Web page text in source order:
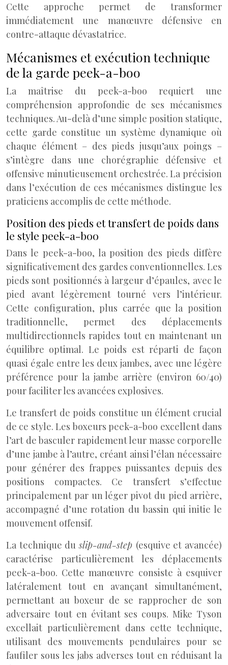
Cette approche permet de transformer
immédiatement une manœuvre défensive en
contre-attaque dévastatrice.
Mécanismes et exécution technique
de la garde peek-a-boo
La maîtrise du peek-a-boo requiert une
compréhension approfondie de ses mécanismes
techniques. Au-delà d’une simple position statique,
cette garde constitue un système dynamique où
chaque élément – des pieds jusqu’aux poings –
s’intègre dans une chorégraphie défensive et
offensive minutieusement orchestrée. La précision
dans l’exécution de ces mécanismes distingue les
praticiens accomplis de cette méthode.
Position des pieds et transfert de poids dans
le style peek-a-boo
Dans le peek-a-boo, la position des pieds diffère
significativement des gardes conventionnelles. Les
pieds sont positionnés à largeur d’épaules, avec le
pied avant légèrement tourné vers l’intérieur.
Cette configuration, plus carrée que la position
traditionnelle, permet des déplacements
multidirectionnels rapides tout en maintenant un
équilibre optimal. Le poids est réparti de façon
quasi égale entre les deux jambes, avec une légère
préférence pour la jambe arrière (environ 60/40)
pour faciliter les avancées explosives.
Le transfert de poids constitue un élément crucial
de ce style. Les boxeurs peek-a-boo excellent dans
l’art de basculer rapidement leur masse corporelle
d’une jambe à l’autre, créant ainsi l’élan nécessaire
pour générer des frappes puissantes depuis des
positions compactes. Ce transfert s’effectue
principalement par un léger pivot du pied arrière,
accompagné d’une rotation du bassin qui initie le
mouvement offensif.
La technique duslip-and-step (esquive et avancée)
caractérise particulièrement les déplacements
peek-a-boo. Cette manœuvre consiste à esquiver
latéralement tout en avançant simultanément,
permettant au boxeur de se rapprocher de son
adversaire tout en évitant ses coups. Mike Tyson
excellait particulièrement dans cette technique,
utilisant des mouvements pendulaires pour se
faufiler sous les jabs adverses tout en réduisant la